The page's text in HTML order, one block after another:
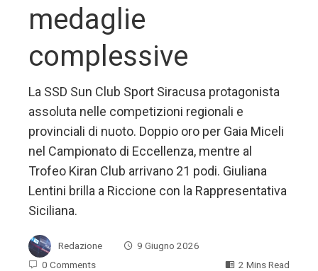
medaglie
complessive
La SSD Sun Club Sport Siracusa protagonista
assoluta nelle competizioni regionali e
provinciali di nuoto. Doppio oro per Gaia Miceli
nel Campionato di Eccellenza, mentre al
Trofeo Kiran Club arrivano 21 podi. Giuliana
Lentini brilla a Riccione con la Rappresentativa
Siciliana.
Redazione
9 Giugno 2026
0 Comments
2 Mins Read